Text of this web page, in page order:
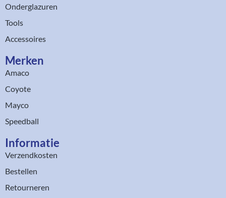
Onderglazuren
Tools
Accessoires
Merken
Amaco
Coyote
Mayco
Speedball
Informatie
Verzendkosten
Bestellen
Retourneren